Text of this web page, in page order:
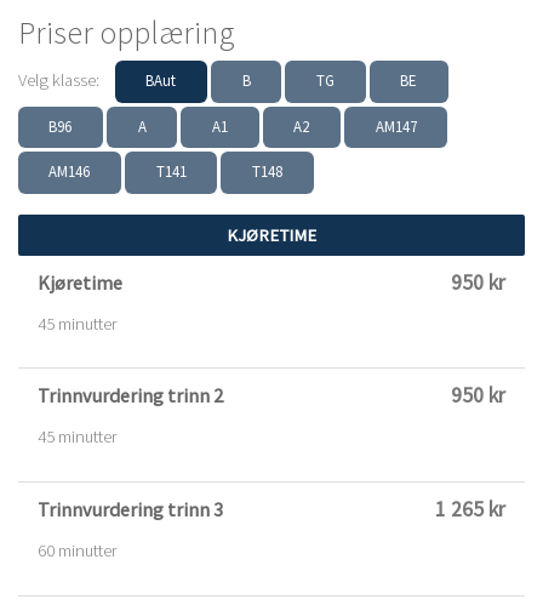
Priser opplæring
Velg klasse: BAut B TG BE
B96 A A1 A2 AM147
AM146 T141 T148
KJØRETIME
Kjøretime
45 minutter
950 kr
Trinnvurdering trinn 2
45 minutter
950 kr
Trinnvurdering trinn 3
60 minutter
1 265 kr